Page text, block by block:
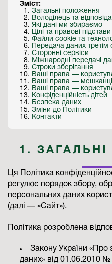
Зміст:
Загальні положення
Володілець та
Які дані ми збираємо
Цілі та правові
Файли cookie та
Передача даних третім
Сторонні сервіси
Міжнародні передачі
Строки зберігання
Ваші права —
Ваші права — мешканці
Ваші права —
Конфіденційність дітей
Безпека даних
Зміни до Політики
Контакти
1.
Ця Політика
регулює порядок збору,
персональних даних
(далі — «Сайт»).
Політика розроблена
Закону України «Про
даних» від 01.06.2010 №